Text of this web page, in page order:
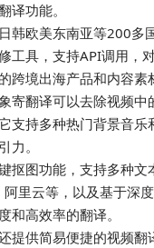
译功能。
韩欧美东南亚等200多
工具，支持API调用，
跨境出海产品和内容素
寄翻译可以去除视频中
支持多种热门背景音乐
力。
抠图功能，支持多种文
里云等，以及基于深
和高效率的翻译。
提供简易便捷的视频翻